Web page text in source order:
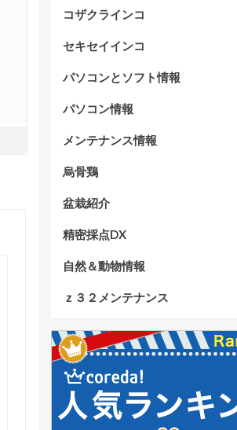
コザクラインコ
セキセイインコ
パソコンとソフト情報
パソコン情報
メンテナンス情報
烏骨鶏
盆栽紹介
精密採点DX
自然＆動物情報
ｚ３２メンテナンス